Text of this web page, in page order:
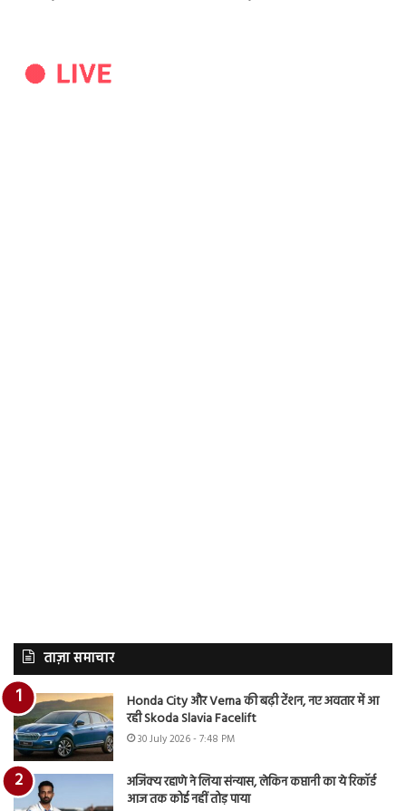
ताज़ा समाचार
Honda City और Verna की बढ़ी टेंशन, नए अवतार में आ
रही Skoda Slavia Facelift
30 July 2026 - 7:48 PM
अजिंक्य रहाणे ने लिया संन्यास, लेकिन कप्तानी का ये रिकॉर्ड
आज तक कोई नहीं तोड़ पाया